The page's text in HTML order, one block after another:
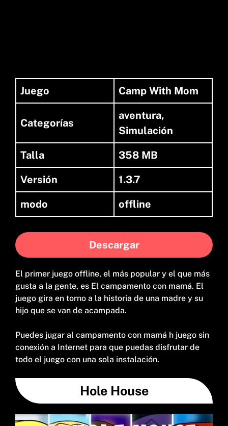
Juego Camp With Mom
Categorías
aventura,
Simulación
Talla
358 MB
Versión
1.3.7
modo
offline
Descargar
El primer juego offline, el más popular y el que más
gusta a la gente, es El campamento con mamá. El
juego gira en torno a la historia de una madre y su
hijo que se van de acampada.
Puedes jugar al campamento con mamá h juego sin
conexión a Internet para que puedas disfrutar de
todo el juego con una sola instalación.
Hole House